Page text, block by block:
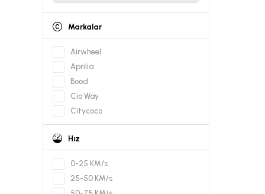
Markalar
Airwheel
Aprilia
Bood
Cio Way
Citycoco
Citymate
Diğer Markalar
Hız
0-25 KM/s
25-50 KM/s